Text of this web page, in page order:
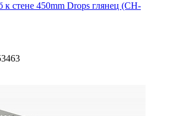
стене 450mm Drops глянец (CH-